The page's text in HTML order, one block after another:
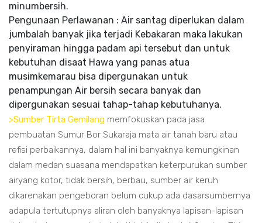
minumbersih.
Pengunaan Perlawanan : Air santag diperlukan dalam
jumbalah banyak jika terjadi Kebakaran maka lakukan
penyiraman hingga padam api tersebut dan untuk
kebutuhan disaat Hawa yang panas atua
musimkemarau bisa dipergunakan untuk
penampungan Air bersih secara banyak dan
dipergunakan sesuai tahap-tahap kebutuhanya.
>Sumber Tirta Gemilang memfokuskan pada jasa
pembuatan Sumur Bor Sukaraja mata air tanah baru atau
refisi perbaikannya, dalam hal ini banyaknya kemungkinan
dalam medan suasana mendapatkan keterpurukan sumber
airyang kotor, tidak bersih, berbau, sumber air keruh
dikarenakan pengeboran belum cukup ada dasarsumbernya
adapula tertutupnya aliran oleh banyaknya lapisan-lapisan